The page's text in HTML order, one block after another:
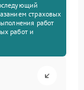
страховых
работ
работ и